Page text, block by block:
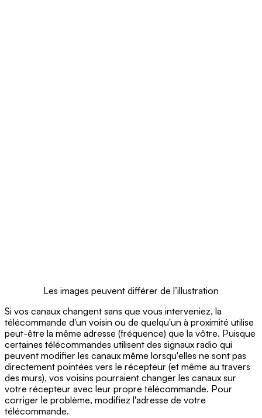
Les images peuvent différer de l’illustration
Si vos canaux changent sans que vous interveniez, la
télécommande d'un voisin ou de quelqu'un à proximité utilise
peut-être la même adresse (fréquence) que la vôtre. Puisque
certaines télécommandes utilisent des signaux radio qui
peuvent modifier les canaux même lorsqu'elles ne sont pas
directement pointées vers le récepteur (et même au travers
des murs), vos voisins pourraient changer les canaux sur
votre récepteur avec leur propre télécommande. Pour
corriger le problème, modifiez l'adresse de votre
télécommande.